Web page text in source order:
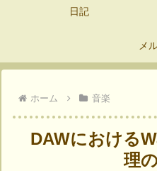
日記
メ
ホーム 音楽
DAWにおける
理